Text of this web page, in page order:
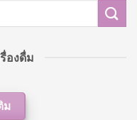
รื่องดื่ม
ม